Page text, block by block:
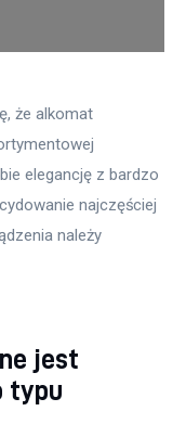
że alkomat
elegancję z bardzo
najczęściej
należy
jest
typu